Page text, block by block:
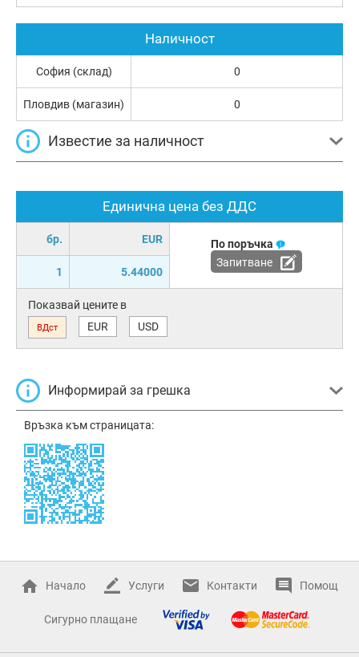
Единична цена без ДДС
бр. EUR
1 5.44000
По поръчка
Запитване
Показвай цените в
ВДст EUR USD
Информирай за грешка
Връзка към страницата:
Наличност
София (склад) 0
Пловдив (магазин) 0
Известие за наличност
Начало Услуги Контакти Помощ
Сигурно плащане